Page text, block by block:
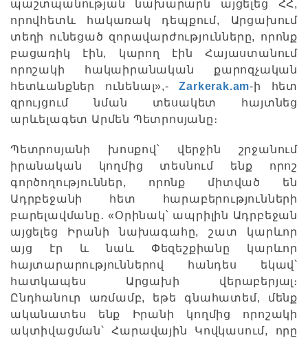
պաշտպանության նախարարն այցելեց ՀՀ,
որովհետև հակառակ դեպքում, Արցախում
տեղի ունեցած զորավարժությունները, որոնք
բացառիկ էին, կարող էին Հայաստանում
որոշակի հակաիրանական քարոզչական
հետևանքներ ունենալ»,-Zarkerak.am-ի հետ
զրույցում նման տեսակետ հայտնեց
արևելագետ Արմեն Պետրոսյանը։
Պետրոսյանի խոսքով՝ վերջին շրջանում
իրանական կողմից տեսնում ենք որոշ
գործողություններ, որոնք միտված են
Ադրբեջանի հետ հարաբերությունների
բարելավմանը․ «Օրինակ՝ ապրիլին Ադրբեջան
այցելեց Իրանի նախագահը, շատ կարևոր
այց էր և նաև Փեզեշքիանը կարևոր
հայտարարություններով հանդես եկավ՝
հատկապես Արցախի վերաբերյալ։
Ընդհանուր առմամբ, եթե գնահատեմ, մենք
ականատես ենք Իրանի կողմից որոշակի
ակտիվացման՝ Հարավային Կովկասում, որը